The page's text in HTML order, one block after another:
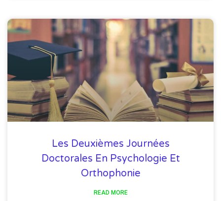
Les Deuxièmes Journées
Doctorales En Psychologie Et
Orthophonie
READ MORE